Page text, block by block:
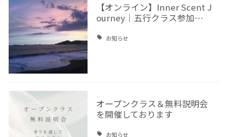
【オンライン】Inner Scent J
ourney｜五行クラス参加…
お知らせ
オープンクラス＆無料説明会
を開催しております
お知らせ